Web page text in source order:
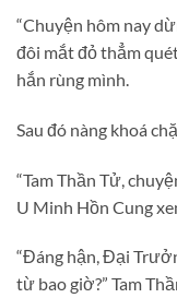
“Chuyện hôm nay
đôi mắt đỏ thẳm
hắn rùng mình.
Sau đó nàng khoá
“Tam Thần Tử,
U Minh Hồn Cung
“Đáng hận, Đại
từ bao giờ?” Tam